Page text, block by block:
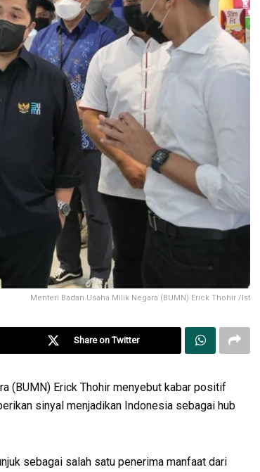
Menteri Badan Usaha Milik Negara (BUMN) Erick Thohir /Ist
Share on Twitter
(BUMN) Erick Thohir menyebut kabar positif
sinyal menjadikan Indonesia sebagai hub
sebagai salah satu penerima manfaat dari